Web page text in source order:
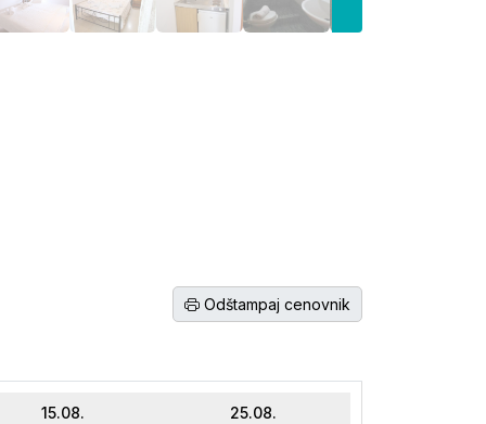
Odštampaj cenovnik
15.08.
25.08.